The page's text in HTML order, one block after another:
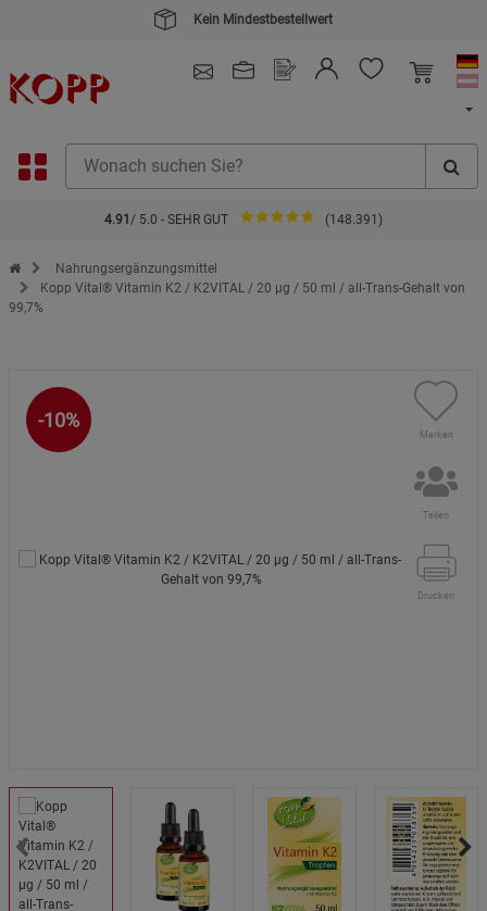
4.91 / 5.0 - SEHR GUT (148.391)
Zur Startseite des Kopp Verlag Online-Shop
Nahrungsergänzungsmittel
Kopp Vital® Vitamin K2 / K2VITAL / 20 µg / 50 ml / all-Trans-Gehalt von
99,7%
-10%
Merken
Teilen
Drucken